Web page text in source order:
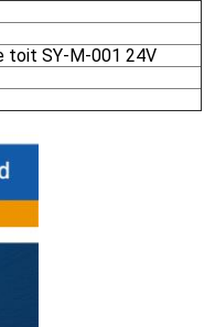
toit SY-M-001 24V